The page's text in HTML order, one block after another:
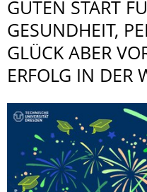
GUTEN START
GESUNDHEIT,
GLÜCK ABER
RFOLG IN DER